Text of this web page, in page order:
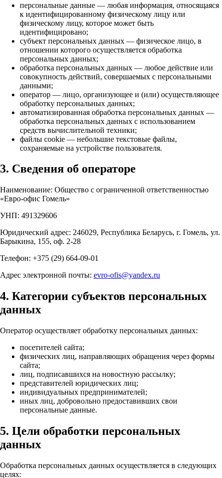
персональные данные — любая информация, относящаяся
к идентифицированному физическому лицу или
физическому лицу, которое может быть
идентифицировано;
субъект персональных данных — физическое лицо, в
отношении которого осуществляется обработка
персональных данных;
обработка персональных данных — любое действие или
совокупность действий, совершаемых с персональными
данными;
оператор — лицо, организующее и (или) осуществляющее
обработку персональных данных;
автоматизированная обработка персональных данных —
обработка персональных данных с использованием
средств вычислительной техники;
файлы cookie — небольшие текстовые файлы,
сохраняемые на устройстве пользователя.
3. Сведения об операторе
Наименование: Общество с ограниченной ответственностью
«Евро-офис Гомель»
УНП: 491329606
Юридический адрес: 246029, Республика Беларусь, г. Гомель, ул.
Барыкина, 155, оф. 2-28
Телефон: +375 (29) 664-09-01
Адрес электронной почты: evro-ofis@yandex.ru
4. Категории субъектов персональных
данных
Оператор осуществляет обработку персональных данных:
посетителей сайта;
физических лиц, направляющих обращения через формы
сайта;
лиц, подписавшихся на новостную рассылку;
представителей юридических лиц;
индивидуальных предпринимателей;
иных лиц, добровольно предоставивших свои
персональные данные.
5. Цели обработки персональных
данных
Обработка персональных данных осуществляется в следующих
целях: